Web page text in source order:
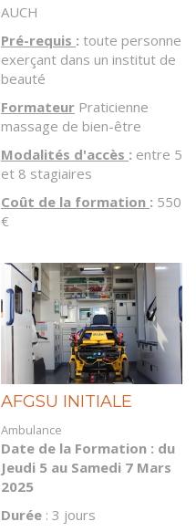
AUCH
Pré-requis : toute personne
exerçant dans un institut de
beauté
Formateur Praticienne
massage de bien-être
Modalités d'accès : entre 5
et 8 stagiaires
Coût de la formation : 550
€
AFGSU INITIALE
Ambulance
Date de la Formation : du
Jeudi 5 au Samedi 7 Mars
2025
Durée : 3 jours